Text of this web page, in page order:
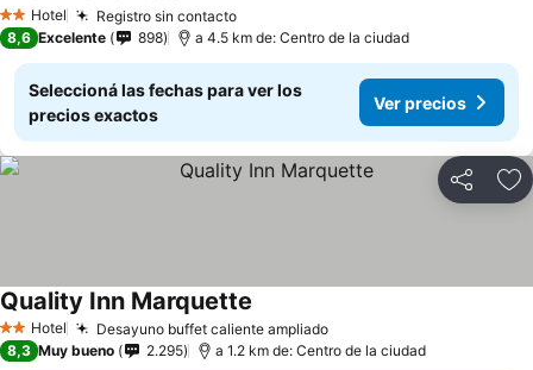
2 Estrellas
Hotel Registro sin contacto
8,6 Excelente 898 a 4.5 km de: Centro de la ciudad
Seleccioná las fechas para ver los
precios exactos
Ver precios
Compartir
2 Estrellas
Hotel Desayuno buffet caliente ampliado
Quality Inn Marquette
8,3 Muy bueno 2.295 a 1.2 km de: Centro de la ciudad